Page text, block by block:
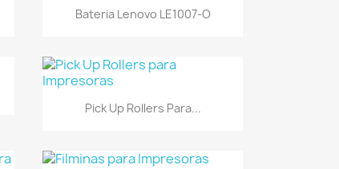
Vista rápida
Bateria Lenovo LE1007-O
Vista rápida
Pick Up Rollers Para...